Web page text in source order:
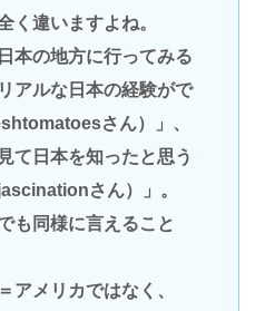
く違いますよね。
本の地方に行ってみる
アルな日本の経験がで
さん）」、
て日本を知ったと思う
さん）」。
も同様に言えること
アメリカではなく、